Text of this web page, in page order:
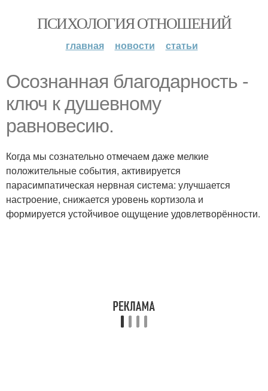
ПСИХОЛОГИЯ ОТНОШЕНИЙ
главная новости статьи
Осознанная благодарность -
ключ к душевному
равновесию.
Когда мы сознательно отмечаем даже мелкие
положительные события, активируется
парасимпатическая нервная система: улучшается
настроение, снижается уровень кортизола и
формируется устойчивое ощущение удовлетворённости.